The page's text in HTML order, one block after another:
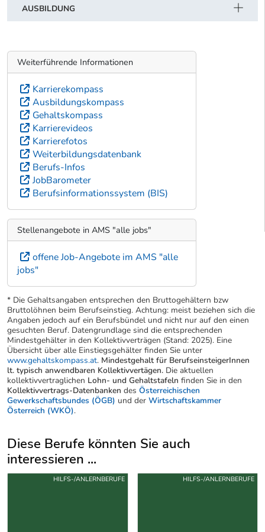
AUSBILDUNG
Weiterführende Informationen
Karrierekompass
Ausbildungskompass
Gehaltskompass
Karrierevideos
Karrierefotos
Weiterbildungsdatenbank
Berufs-Infos
JobBarometer
Berufsinformationssystem (BIS)
Stellenangebote in AMS "alle jobs"
offene Job-Angebote im AMS "alle
jobs"
* Die Gehaltsangaben entsprechen den Bruttogehältern bzw
Bruttolöhnen beim Berufseinstieg. Achtung: meist beziehen sich die
Angaben jedoch auf ein Berufsbündel und nicht nur auf den einen
gesuchten Beruf. Datengrundlage sind die entsprechenden
Mindestgehälter in den Kollektivverträgen (Stand: 2025). Eine
Übersicht über alle Einstiegsgehälter finden Sie unter
www.gehaltskompass.at. Mindestgehalt für BerufseinsteigerInnen
lt. typisch anwendbaren Kollektivvertägen. Die aktuellen
kollektivvertraglichen Lohn- und Gehaltstafeln finden Sie in den
Kollektivvertrags-Datenbanken des Österreichischen
Gewerkschaftsbundes (ÖGB) und der Wirtschaftskammer
Österreich (WKÖ).
Diese Berufe könnten Sie auch
interessieren ...
Uber weitere Berufsvorschläge
HILFS-/ANLERNBERUFE HILFS-/ANLERNBERUFE